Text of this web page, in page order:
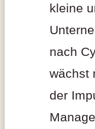
kleine
nach
wächst
der